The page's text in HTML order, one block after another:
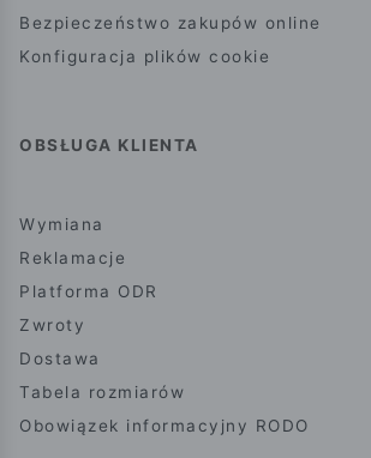
Bezpieczeństwo zakupów online
Konfiguracja plików cookie
OBSŁUGA KLIENTA
Wymiana
Reklamacje
Platforma ODR
Zwroty
Dostawa
Tabela rozmiarów
Obowiązek informacyjny RODO